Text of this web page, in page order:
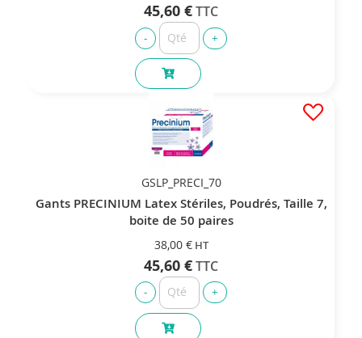
45,60 €
GSLP_PRECI_70
Gants PRECINIUM Latex Stériles, Poudrés, Taille 7,
boite de 50 paires
38,00 €
45,60 €